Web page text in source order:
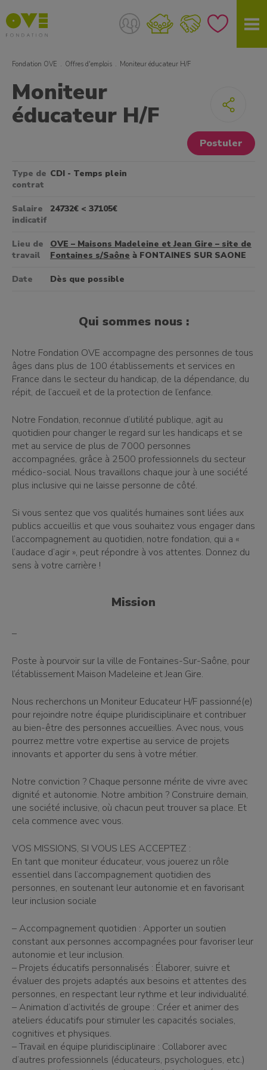
Fondation OVE Offres d'emplois Moniteur éducateur H/F
Postuler
Moniteur
éducateur H/F
Type de
contrat
CDI - Temps plein
Salaire
indicatif
24732€ < 37105€
Lieu de
travail
OVE – Maisons Madeleine et Jean Gire – site de
Fontaines s/Saône à FONTAINES SUR SAONE
Date Dès que possible
Qui sommes nous :
Notre Fondation OVE accompagne des personnes de tous
âges dans plus de 100 établissements et services en
France dans le secteur du handicap, de la dépendance, du
répit, de l’accueil et de la protection de l’enfance.
Notre Fondation, reconnue d’utilité publique, agit au
quotidien pour changer le regard sur les handicaps et se
met au service de plus de 7000 personnes
accompagnées, grâce à 2500 professionnels du secteur
médico-social. Nous travaillons chaque jour à une société
plus inclusive qui ne laisse personne de côté.
Si vous sentez que vos qualités humaines sont liées aux
publics accueillis et que vous souhaitez vous engager dans
l’accompagnement au quotidien, notre fondation, qui a «
l’audace d’agir », peut répondre à vos attentes. Donnez du
sens à votre carrière !
Mission
–
Poste à pourvoir sur la ville de Fontaines-Sur-Saône, pour
l’établissement Maison Madeleine et Jean Gire.
Nous recherchons un Moniteur Educateur H/F passionné(e)
pour rejoindre notre équipe pluridisciplinaire et contribuer
au bien-être des personnes accueillies. Avec nous, vous
pourrez mettre votre expertise au service de projets
innovants et apporter du sens à votre métier.
Notre conviction ? Chaque personne mérite de vivre avec
dignité et autonomie. Notre ambition ? Construire demain,
une société inclusive, où chacun peut trouver sa place. Et
cela commence avec vous.
VOS MISSIONS, SI VOUS LES ACCEPTEZ :
En tant que moniteur éducateur, vous jouerez un rôle
essentiel dans l’accompagnement quotidien des
personnes, en soutenant leur autonomie et en favorisant
leur inclusion sociale
– Accompagnement quotidien : Apporter un soutien
constant aux personnes accompagnées pour favoriser leur
autonomie et leur inclusion.
– Projets éducatifs personnalisés : Élaborer, suivre et
évaluer des projets adaptés aux besoins et attentes des
personnes, en respectant leur rythme et leur individualité.
– Animation d’activités de groupe : Créer et animer des
ateliers éducatifs pour stimuler les capacités sociales,
cognitives et physiques.
– Travail en équipe pluridisciplinaire : Collaborer avec
d’autres professionnels (éducateurs, psychologues, etc.)